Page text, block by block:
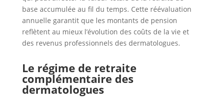
base accumulée au fil du temps. Cette réévaluation
annuelle garantit que les montants de pension
reflètent au mieux l’évolution des coûts de la vie et
des revenus professionnels des dermatologues.
Le régime de retraite
complémentaire des
dermatologues